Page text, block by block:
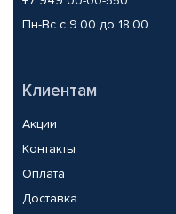
Пн-Вс с 9.00 до 18.00
Клиентам
Акции
Контакты
Оплата
Доставка